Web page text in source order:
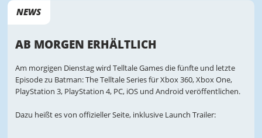
NEWS
AB MORGEN ERHÄLTLICH
Am morgigen Dienstag wird Telltale Games die fünfte und letzte
Episode zu Batman: The Telltale Series für Xbox 360, Xbox One,
PlayStation 3, PlayStation 4, PC, iOS und Android veröffentlichen.
Dazu heißt es von offizieller Seite, inklusive Launch Trailer: